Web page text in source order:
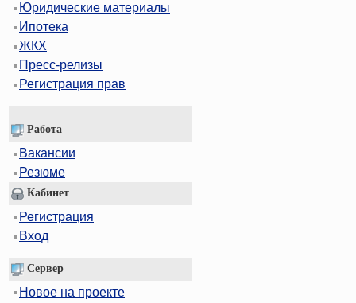
Юридические материалы
Ипотека
ЖКХ
Пресс-релизы
Регистрация прав
Работа
Вакансии
Резюме
Кабинет
Регистрация
Вход
Сервер
Новое на проекте